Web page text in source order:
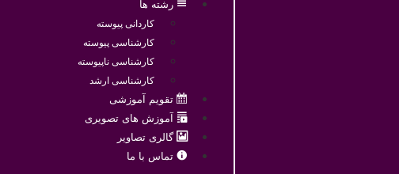
رشته ها
کاردانی پیوسته
کارشناسی پیوسته
کارشناسی ناپیوسته
کارشناسی ارشد
تقویم آموزشی
آموزش های تصویری
گالری تصاویر
تماس با ما